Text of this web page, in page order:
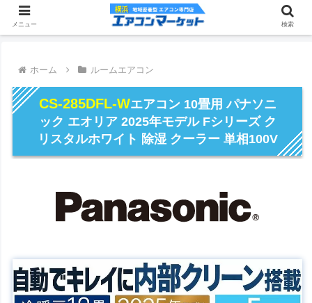
ホーム ルームエアコン
CS-285DFL-Wエアコン 10畳用 パナソニ
ック エオリア 2025年モデル Fシリーズ ク
リスタルホワイト 除湿 クーラー 単相100V
メニュー 検索